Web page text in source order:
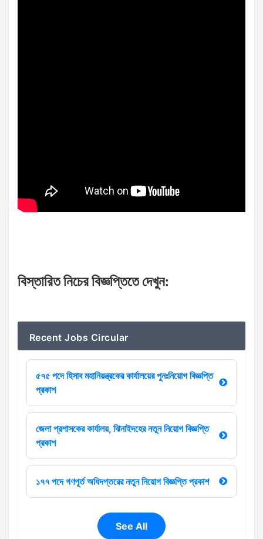
বিস্তারিতনিচেরবিজ্ঞপ্তিতে দেখুন:
Recent Jobs Circular
৫৭৫ পদে হিসাব মহানিয়ন্ত্রকের কার্যালয়ের পুনঃনিয়োগ বিজ্ঞপ্তি
প্রকাশ
জেলা প্রশাসকের কার্যালয়, ঝিনাইদহের নতুন নিয়োগ বিজ্ঞপ্তি
প্রকাশ
১৭৭ পদে গণপূর্ত অধিদপ্তরের নতুন নিয়োগ বিজ্ঞপ্তি প্রকাশ
See All